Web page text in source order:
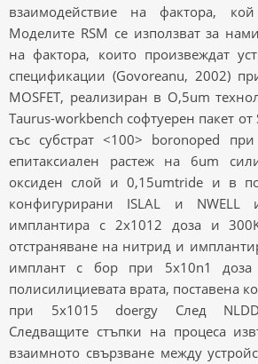
взаимодействие на фактора,
Моделите RSM се използват за
на фактора, които произвеждат
спецификации (Govoreanu, 2002)
MOSFET, реализиран в O,5um
Taurus-workbench софтуерен пакет
със субстрат <100> boronoped
епитаксиален растеж на 6um
оксиден слой и 0,15umtride и в
конфигурирани ISLAL и
имплантира с 2x1012 доза и
отстраняване на нитрид и
имплант с бор при 5x10n1 доза
полисилициевата врата, поставена
при 5x1015 doergy След
Следващите стъпки на процеса
взаимното свързване между